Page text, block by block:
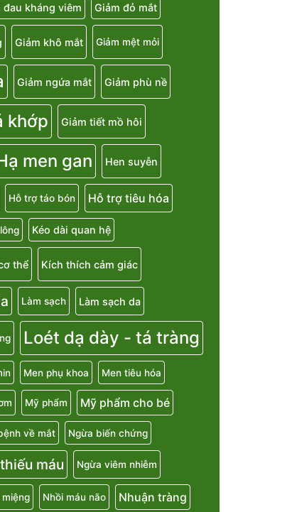
đau kháng viêm Giảm đỏ mắt
Giảm khô mắt Giảm mệt mỏi
Giảm ngứa mắt Giảm phù nề
khớp Giảm tiết mồ hôi
men gan Hen suyễn
Hỗ trợ táo bón Hỗ trợ tiêu hóa
Kéo dài quan hệ
thể Kích thích cảm giác
Làm sạch Làm sạch da
Loét dạ dày - tá tràng
Men phụ khoa Men tiêu hóa
Mỹ phẩm Mỹ phẩm cho bé
về mắt Ngừa biến chứng
máu Ngừa viêm nhiễm
miệng Nhồi máu não Nhuận tràng